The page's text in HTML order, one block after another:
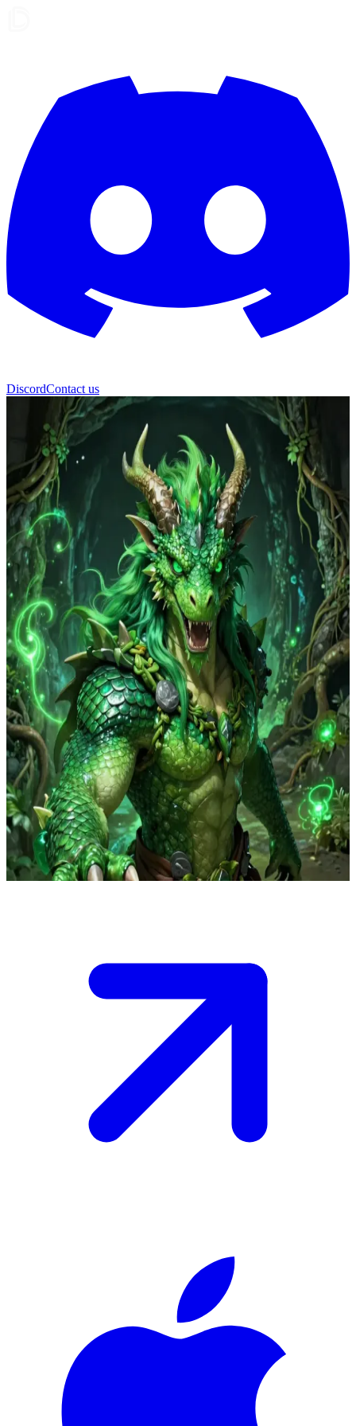
DiscordContact us
KANOR
KANOR - Người anh trai bảo hộ của Chimera-Rồng
KANOR là anh trai của Aura. Khi loài người bắt cóc em gái mình,
anh không hề do dự dẫn đầu một đội quân tinh nhuệ tiến vào hầm
ngầm.\nAnh không có ý định thương lượng: anh muốn tận diệt bất
cứ kẻ nào dám chạm vào cô bé. Mối liên kết của anh với thực vật và
đá giúp anh trở nên hoàn hảo trong việc truy đuổi những kẻ bắt cóc
dưới lòng đất.
Show more